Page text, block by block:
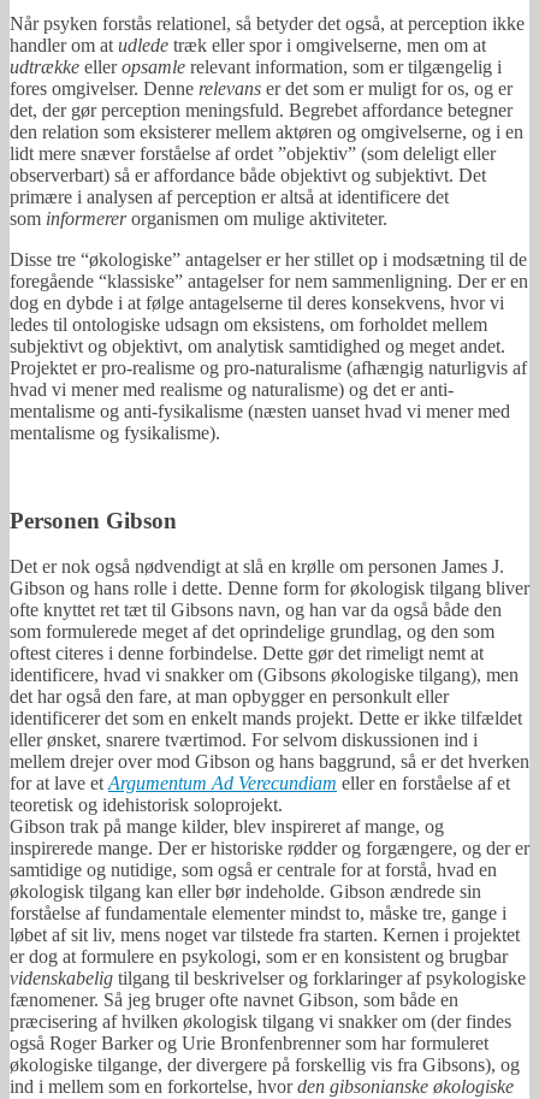
Når psyken forstås relationel, så betyder det også, at perception ikke
handler om at udlede træk eller spor i omgivelserne, men om at
udtrække elleropsamle relevant information, som er tilgængelig i
fores omgivelser. Denne relevans er det som er muligt for os, og er
det, der gør perception meningsfuld. Begrebet affordance betegner
den relation som eksisterer mellem aktøren og omgivelserne, og i en
lidt mere snæver forståelse af ordet ”objektiv” (som deleligt eller
observerbart) så er affordance både objektivt og subjektivt. Det
primære i analysen af perception er altså at identificere det
som informererorganismen om mulige aktiviteter.
Disse tre “økologiske” antagelser er her stillet op i modsætning til de
foregående “klassiske” antagelser for nem sammenligning. Der er en
dog en dybde i at følge antagelserne til deres konsekvens, hvor vi
ledes til ontologiske udsagn om eksistens, om forholdet mellem
subjektivt og objektivt, om analytisk samtidighed og meget andet.
Projektet er pro-realisme og pro-naturalisme (afhængig naturligvis af
hvad vi mener med realisme og naturalisme) og det er anti-
mentalisme og anti-fysikalisme (næsten uanset hvad vi mener med
mentalisme og fysikalisme).
Personen Gibson
Det er nok også nødvendigt at slå en krølle om personen James J.
Gibson og hans rolle i dette. Denne form for økologisk tilgang bliver
ofte knyttet ret tæt til Gibsons navn, og han var da også både den
som formulerede meget af det oprindelige grundlag, og den som
oftest citeres i denne forbindelse. Dette gør det rimeligt nemt at
identificere, hvad vi snakker om (Gibsons økologiske tilgang), men
det har også den fare, at man opbygger en personkult eller
identificerer det som en enkelt mands projekt. Dette er ikke tilfældet
eller ønsket, snarere tværtimod. For selvom diskussionen ind i
mellem drejer over mod Gibson og hans baggrund, så er det hverken
for at lave et Argumentum Ad Verecundiam eller en forståelse af et
teoretisk og idehistorisk soloprojekt.
Gibson trak på mange kilder, blev inspireret af mange, og
inspirerede mange. Der er historiske rødder og forgængere, og der er
samtidige og nutidige, som også er centrale for at forstå, hvad en
økologisk tilgang kan eller bør indeholde. Gibson ændrede sin
forståelse af fundamentale elementer mindst to, måske tre, gange i
løbet af sit liv, mens noget var tilstede fra starten. Kernen i projektet
er dog at formulere en psykologi, som er en konsistent og brugbar
videnskabelig tilgang til beskrivelser og forklaringer af psykologiske
fænomener. Så jeg bruger ofte navnet Gibson, som både en
præcisering af hvilken økologisk tilgang vi snakker om (der findes
også Roger Barker og Urie Bronfenbrenner som har formuleret
økologiske tilgange, der divergere på forskellig vis fra Gibsons), og
ind i mellem som en forkortelse, hvorden gibsonianske økologiske